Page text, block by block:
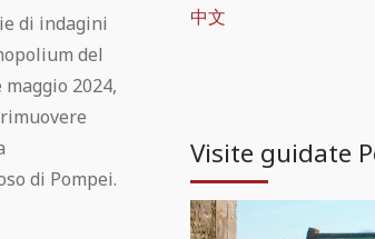
中文
Visite guidate
di indagini
del
2024,
di Pompei.